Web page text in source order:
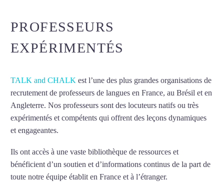
PROFESSEURS
EXPÉRIMENTÉS
TALK and CHALK est l’une des plus grandes organisations de
recrutement de professeurs de langues en France, au Brésil et en
Angleterre. Nos professeurs sont des locuteurs natifs ou très
expérimentés et compétents qui offrent des leçons dynamiques
et engageantes.
Ils ont accès à une vaste bibliothèque de ressources et
bénéficient d’un soutien et d’informations continus de la part de
toute notre équipe établit en France et à l’étranger.